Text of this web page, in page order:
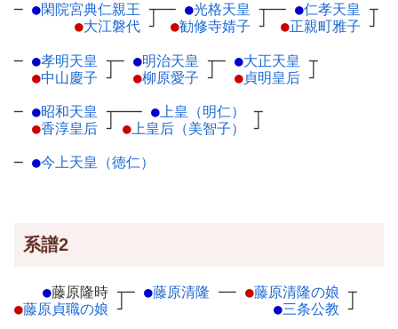
─ ●閑院宮典仁親王 ┬
●大江磐代 ┘
── ●光格天皇 ┬
●勧修寺婧子 ┘
── ●仁孝天皇 ┬
●正親町雅子 ┘
─ ●孝明天皇 ┬
●中山慶子 ┘
─ ●明治天皇 ┬
●柳原愛子 ┘
─ ●大正天皇 ┬
●貞明皇后 ┘
─ ●昭和天皇 ┬
●香淳皇后 ┘
─── ● 上皇（明仁）
┬
● 上皇后（美智子） ┘
─ ●今上天皇（徳仁）
系譜2
●藤原隆時 ┬
●藤原貞職の娘 ┘
─ ●藤原清隆 ── ●藤原清隆の娘 ┬
●三条公教 ┘